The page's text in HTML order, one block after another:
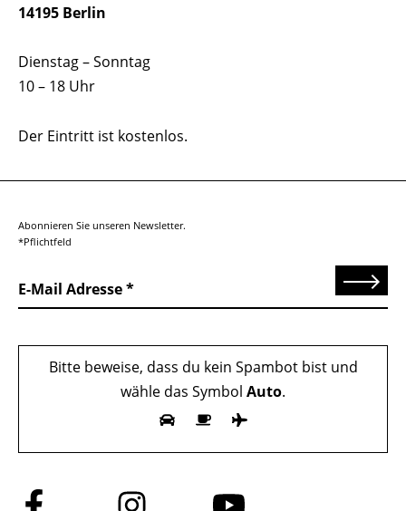
14195 Berlin
Dienstag – Sonntag
10 – 18 Uhr
Der Eintritt ist kostenlos.
Abonnieren Sie unseren Newsletter.
*Pflichtfeld
E-Mail Adresse Senden
Bitte beweise, dass du kein Spambot bist und
wähle das Symbol Auto.
Folge
Folge
Folge